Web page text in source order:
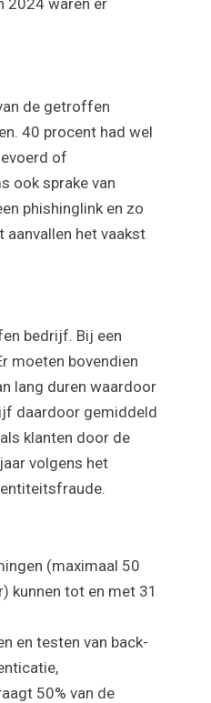
2024 waren er
de getroffen
40 procent had wel
of
ook sprake van
phishinglink en zo
het vaakst
bedrijf. Bij een
moeten bovendien
lang duren waardoor
daardoor gemiddeld
klanten door de
volgens het
(maximaal 50
kunnen tot en met 31
en testen van back-
50% van de